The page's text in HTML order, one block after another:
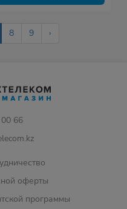
8 9 ›
66
оферты
программы